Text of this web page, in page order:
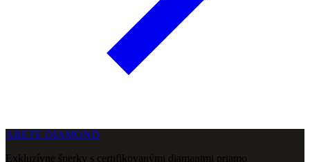
ARETE DIAMOND
Exkluzívne šperky s certifikovanými diamantmi priamo